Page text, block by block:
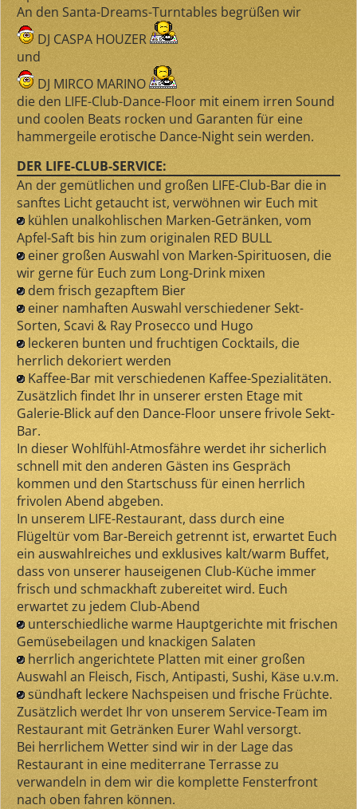
An den Santa-Dreams-Turntables begrüßen wir
DJ CASPA HOUZER
und
DJ MIRCO MARINO
die den LIFE-Club-Dance-Floor mit einem irren Sound
und coolen Beats rocken und Garanten für eine
hammergeile erotische Dance-Night sein werden.
DER LIFE-CLUB-SERVICE:
An der gemütlichen und großen LIFE-Club-Bar die in
sanftes Licht getaucht ist, verwöhnen wir Euch mit
kühlen unalkohlischen Marken-Getränken, vom
Apfel-Saft bis hin zum originalen RED BULL
einer großen Auswahl von Marken-Spirituosen, die
wir gerne für Euch zum Long-Drink mixen
dem frisch gezapftem Bier
einer namhaften Auswahl verschiedener Sekt-
Sorten, Scavi & Ray Prosecco und Hugo
leckeren bunten und fruchtigen Cocktails, die
herrlich dekoriert werden
Kaffee-Bar mit verschiedenen Kaffee-Spezialitäten.
Zusätzlich findet Ihr in unserer ersten Etage mit
Galerie-Blick auf den Dance-Floor unsere frivole Sekt-
Bar.
In dieser Wohlfühl-Atmosfähre werdet ihr sicherlich
schnell mit den anderen Gästen ins Gespräch
kommen und den Startschuss für einen herrlich
frivolen Abend abgeben.
In unserem LIFE-Restaurant, dass durch eine
Flügeltür vom Bar-Bereich getrennt ist, erwartet Euch
ein auswahlreiches und exklusives kalt/warm Buffet,
dass von unserer hauseigenen Club-Küche immer
frisch und schmackhaft zubereitet wird. Euch
erwartet zu jedem Club-Abend
unterschiedliche warme Hauptgerichte mit frischen
Gemüsebeilagen und knackigen Salaten
herrlich angerichtete Platten mit einer großen
Auswahl an Fleisch, Fisch, Antipasti, Sushi, Käse u.v.m.
sündhaft leckere Nachspeisen und frische Früchte.
Zusätzlich werdet Ihr von unserem Service-Team im
Restaurant mit Getränken Eurer Wahl versorgt.
Bei herrlichem Wetter sind wir in der Lage das
Restaurant in eine mediterrane Terrasse zu
verwandeln in dem wir die komplette Fensterfront
nach oben fahren können.